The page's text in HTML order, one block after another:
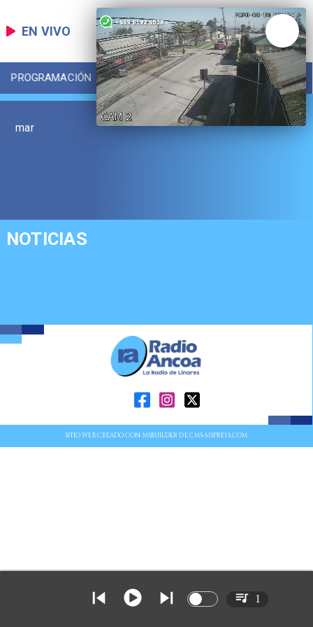
EN VIVO
PROGRAMACIÓN LOCAL DEPORTES
mar
NOTICIAS
SITIO WEB CREADO CON MSBUILDER DE CMS-MSPRESS.COM
1